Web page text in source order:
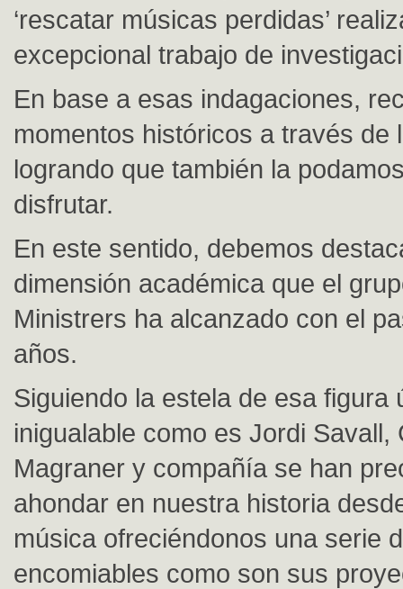
‘rescatar músicas perdidas’
excepcional trabajo de
En base a esas indagaciones,
momentos históricos a través de
logrando que también la
disfrutar.
En este sentido, debemos
dimensión académica que el
Ministrers ha alcanzado con el
años.
Siguiendo la estela de esa figura
inigualable como es Jordi Savall,
Magraner y compañía se han
ahondar en nuestra historia
música ofreciéndonos una serie
encomiables como son sus